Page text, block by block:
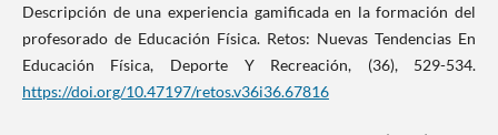
Descripción de una experiencia gamificada en la formación del
profesorado de Educación Física. Retos: Nuevas Tendencias En
Educación Física, Deporte Y Recreación, (36), 529-534.
https://doi.org/10.47197/retos.v36i36.67816